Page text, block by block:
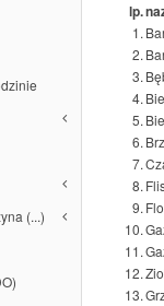
lp.
1.
2.
3.
4.
5.
6.
7.
8.
9.
10.
11.
12.
13.
(...)